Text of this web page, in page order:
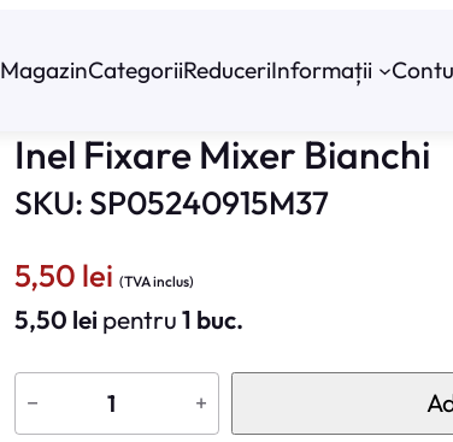
MagazinCategoriiReduceriInformații
Inel Fixare Mixer Bianchi
SKU: SP05240915M37
5,50 lei (TVA inclus)
5,50 lei pentru1 buc.
C
t
− +